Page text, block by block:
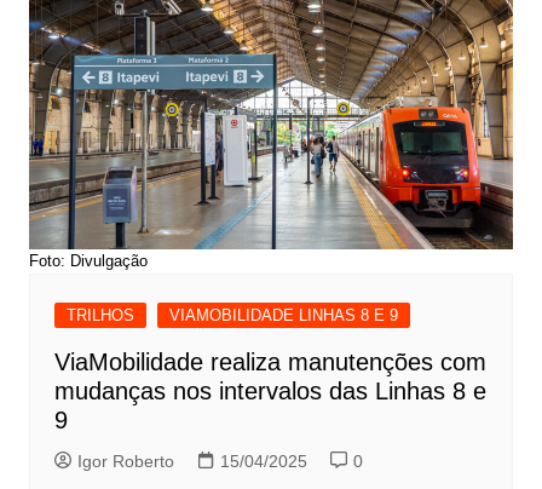
Foto: Divulgação
TRILHOS VIAMOBILIDADE LINHAS 8 E 9
ViaMobilidade realiza manutenções com
mudanças nos intervalos das Linhas 8 e
9
Igor Roberto 15/04/2025 0